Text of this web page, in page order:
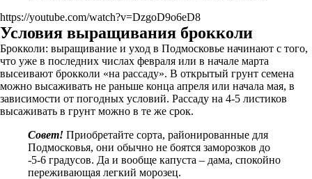
https://youtube.com/watch?v=DzgoD9o6eD8
Условия выращивания брокколи
Брокколи: выращивание и уход в Подмосковье начинают с того,
что уже в последних числах февраля или в начале марта
высеивают брокколи «на рассаду». В открытый грунт семена
можно высаживать не раньше конца апреля или начала мая, в
зависимости от погодных условий. Рассаду на 4-5 листиков
высаживать в грунт можно в те же срок.
Совет! Приобретайте сорта, районированные для
Подмосковья, они обычно не боятся заморозков до
-5-6 градусов. Да и вообще капуста – дама, спокойно
переживающая легкий морозец.